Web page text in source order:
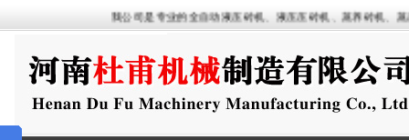
我公司是专业的全自动液压砖机、液压压砖机、蒸养砖机、蒸